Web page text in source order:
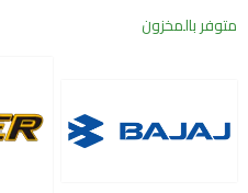
متوفر بالمخزون